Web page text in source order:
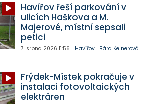
Havířov řeší parkování v
ulicích Haškova a M.
Majerové, místní sepsali
petici
7. srpna 2026 11:56 | Havířov| Bára Kelnerová
Frýdek-Místek pokračuje v
instalaci fotovoltaických
elektráren